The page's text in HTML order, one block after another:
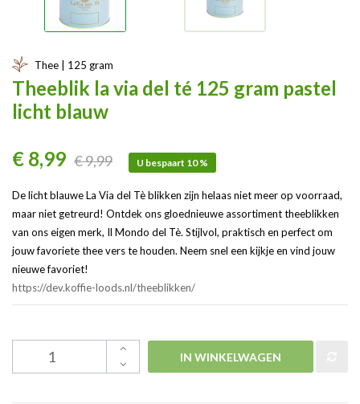
Thee | 125 gram
Theeblik la via del té 125 gram pastel
licht blauw
€ 8,99 € 9,99 U bespaart 10 %
De licht blauwe La Via del Tè blikken zijn helaas niet meer op voorraad,
maar niet getreurd! Ontdek ons gloednieuwe assortiment theeblikken
van ons eigen merk, Il Mondo del Tè. Stijlvol, praktisch en perfect om
jouw favoriete thee vers te houden. Neem snel een kijkje en vind jouw
nieuwe favoriet!
https://dev.koffie-loods.nl/theeblikken/
IN WINKELWAGEN